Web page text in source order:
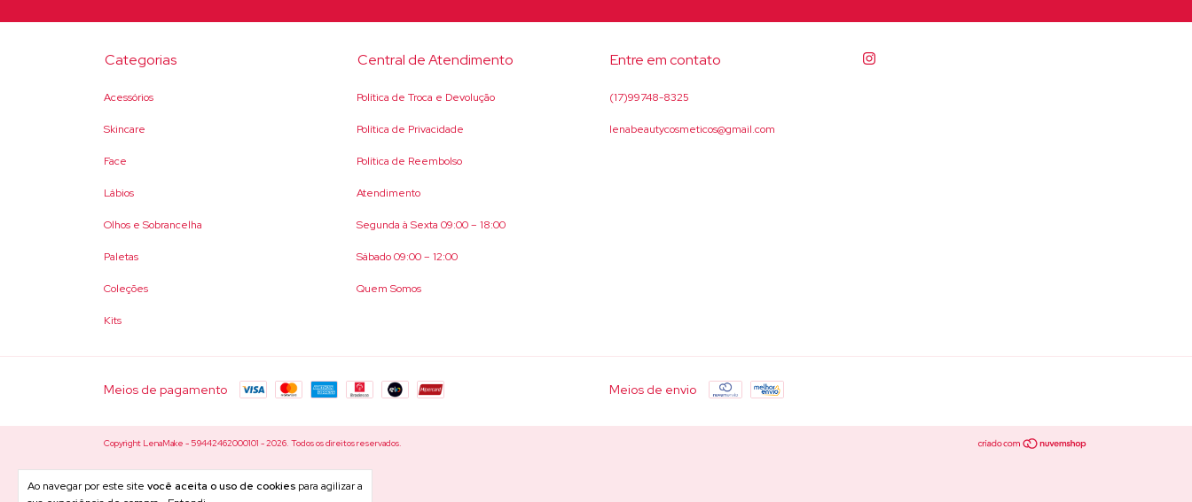
Ao navegar por este site você aceita o uso de cookies para agilizar a
Categorias
Acessórios
Skincare
Face
Lábios
Olhos e Sobrancelha
Paletas
Coleções
Kits
Central de Atendimento
Política de Troca e Devolução
Política de Privacidade
Política de Reembolso
Atendimento
Segunda à Sexta 09:00 – 18:00
Sábado 09:00 – 12:00
Quem Somos
Entre em contato
(17)99748-8325
lenabeautycosmeticos@gmail.com
Meios de pagamento Meios de envio
Copyright LenaMake - 59442462000101 - 2026. Todos os direitos reservados.